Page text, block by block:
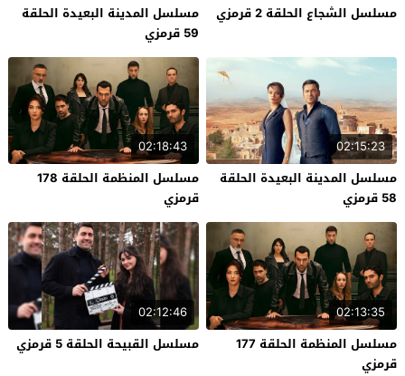
مسلسل الشجاع الحلقة 2 قرمزي
مسلسل المدينة البعيدة الحلقة
59 قرمزي
02:15:23
مسلسل المدينة البعيدة الحلقة
58 قرمزي
02:18:43
مسلسل المنظمة الحلقة 178
قرمزي
02:13:35
مسلسل المنظمة الحلقة 177
قرمزي
02:12:46
مسلسل القبيحة الحلقة 5 قرمزي